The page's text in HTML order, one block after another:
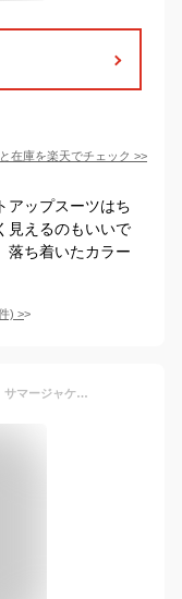
在庫を楽天でチェック >>
アップスーツはち
見えるのもいいで
落ち着いたカラー
) >
ジャケット メンズ テーラードジャケット サマージャケット 春夏秋冬 カジュアル ビジネス ブレザー 紺ブレ 裏地なし 薄い 軽い 無地 ストレッチツイル 洗える 大きいサイズ セットアップ(別売) M L XL 2L XXL 3L XXXL 4L